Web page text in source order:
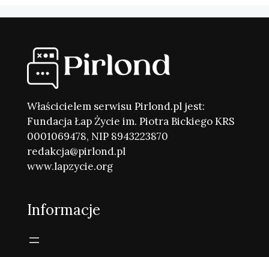
Właścicielem serwisu Pirlond.pl jest:
Fundacja Łap Życie im. Piotra Bickiego KRS
0001069478, NIP 8943223870
redakcja@pirlond.pl
www.lapzycie.org
Informacje